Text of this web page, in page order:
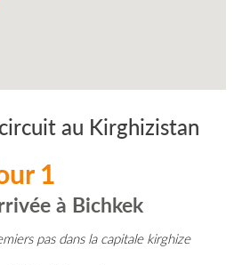
au Kirghizistan
1
à Bichkek
pas dans la capitale kirghize